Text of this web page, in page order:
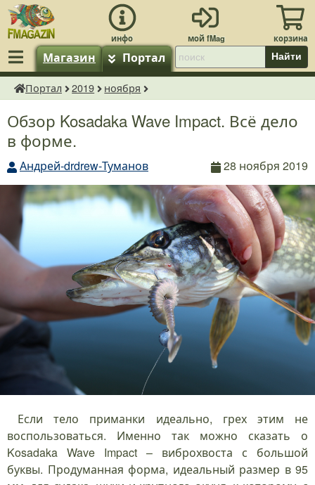
Магазин Портал Найти
fMagazin.ru
Портал 2019 ноября
Обзор Kosadaka Wave Impact. Всё дело
в форме.
Андрей-drdrew-Туманов 28 ноября 2019
Если тело приманки идеально, грех этим не
воспользоваться. Именно так можно сказать о
Kosadaka Wave Impact – виброхвоста с большой
буквы. Продуманная форма, идеальный размер в 95